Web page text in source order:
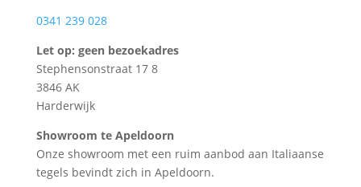
0341 239 028
Let op: geen bezoekadres
Stephensonstraat 17 8
3846 AK
Harderwijk
Showroom te Apeldoorn
Onze showroom met een ruim aanbod aan Italiaanse
tegels bevindt zich in Apeldoorn.